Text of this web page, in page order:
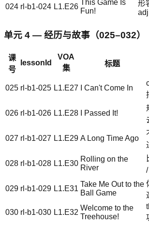
024 rl-b1-024 L1.E26
This Game Is
Fun!
形
adj
单元 4 — 经历与故事（025–032）
课
号
lessonId
VOA
集
标题
025 rl-b1-025 L1.E27 I Can't Come In
026 rl-b1-026 L1.E28 I Passed It!
027 rl-b1-027 L1.E29 A Long Time Ago
028 rl-b1-028 L1.E30
Rolling on the
River
029 rl-b1-029 L1.E31
Take Me Out to the
Ball Game
030 rl-b1-030 L1.E32
Welcome to the
Treehouse!